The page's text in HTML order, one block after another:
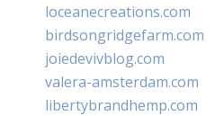
loceanecreations.com
birdsongridgefarm.com
joiedevivblog.com
valera-amsterdam.com
libertybrandhemp.com